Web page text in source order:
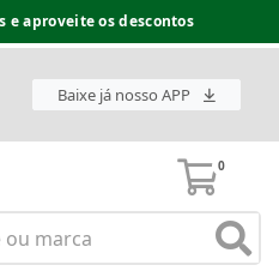
e aproveite os descontos
Baixe já nosso APP
0